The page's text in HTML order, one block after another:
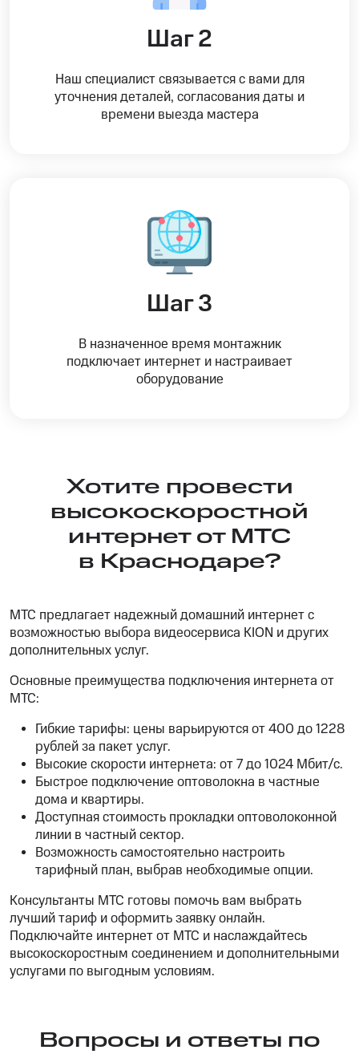
Шаг 2
Наш специалист связывается с вами для
уточнения деталей, согласования даты и
времени выезда мастера
Шаг 3
В назначенное время монтажник
подключает интернет и настраивает
оборудование
Хотите провести
высокоскоростной
интернет от МТС
в Краснодаре?
МТС предлагает надежный домашний интернет с
возможностью выбора видеосервиса KION и других
дополнительных услуг.
Основные преимущества подключения интернета от
МТС:
Гибкие тарифы: цены варьируются от 400 до 1228
рублей за пакет услуг.
Высокие скорости интернета: от 7 до 1024 Мбит/с.
Быстрое подключение оптоволокна в частные
дома и квартиры.
Доступная стоимость прокладки оптоволоконной
линии в частный сектор.
Возможность самостоятельно настроить
тарифный план, выбрав необходимые опции.
Консультанты МТС готовы помочь вам выбрать
лучший тариф и оформить заявку онлайн.
Подключайте интернет от МТС и наслаждайтесь
высокоскоростным соединением и дополнительными
услугами по выгодным условиям.
Вопросы и ответы по